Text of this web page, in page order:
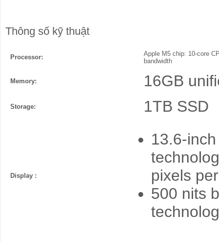
Thông số kỹ thuật
Processor:
Apple M5 chip: 10-core
bandwidth
Memory: 16GB
Storage: 1TB SSD
Display :
13.6-
pixels
500 nits